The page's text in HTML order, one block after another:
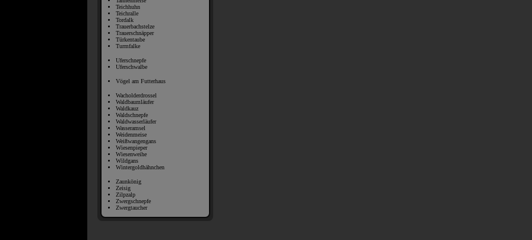
Teichhuhn
Teichralle
Tordalk
Trauerbachstelze
Trauerschnäpper
Türkentaube
Turmfalke
Uferschnepfe
Uferschwalbe
Vögel am Futterhaus
Wacholderdrossel
Waldbaumläufer
Waldkauz
Waldschnepfe
Waldwasserläufer
Wasseramsel
Weidenmeise
Weißwangengans
Wiesenpieper
Wiesenweihe
Wildgans
Wintergoldhähnchen
Zaunkönig
Zeisig
Zilpzalp
Zwergschnepfe
Zwergtaucher